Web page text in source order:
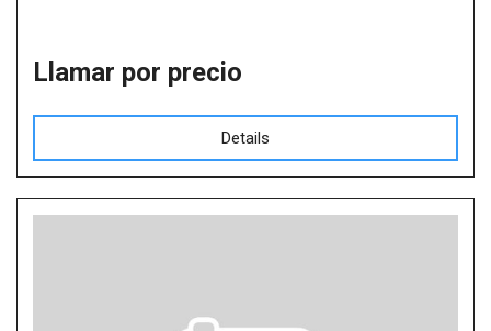
Llamar por precio
Details